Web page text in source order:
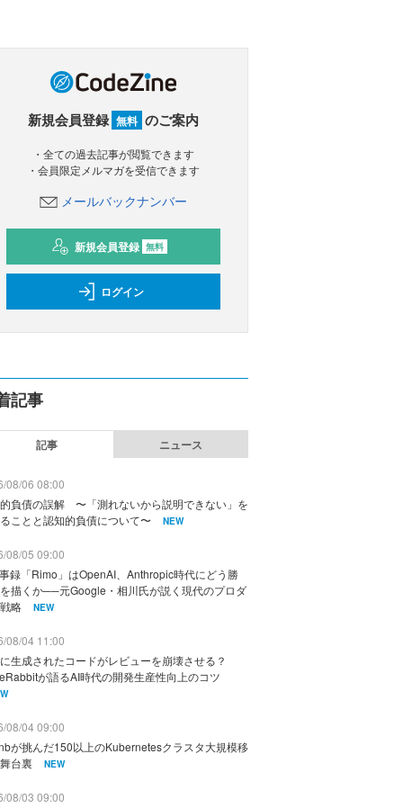
新規会員登録 無料 のご案内
・全ての過去記事が閲覧できます
・会員限定メルマガを受信できます
メールバックナンバー
新規会員登録 無料
ログイン
記事
記事 ニュース
08/06 08:00
負債の誤解 〜「測れないから説明できない」を
ことと認知的負債について〜
NEW
08/05 09:00
録「Rimo」はOpenAI、Anthropic時代にどう勝
描くか──元Google・相川氏が説く現代のプロダ
略
NEW
08/04 11:00
生成されたコードがレビューを崩壊させる？
が語るAI時代の開発生産性向上のコツ
08/04 09:00
が挑んだ150以上のKubernetesクラスタ大規模移
台裏
NEW
08/03 09:00